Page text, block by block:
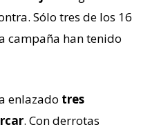
Sólo tres de los 16
campaña han tenido
enlazado tres
. Con derrotas